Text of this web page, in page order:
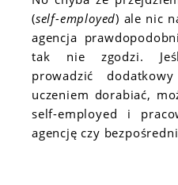
(self-employed) ale nic
agencja
tak nie zgodzi.
prowadzić
uczeniem dorabiać,
self-employed i
agencję czy